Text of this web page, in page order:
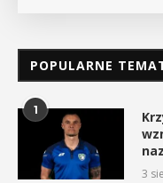
POPULARNE
1
3